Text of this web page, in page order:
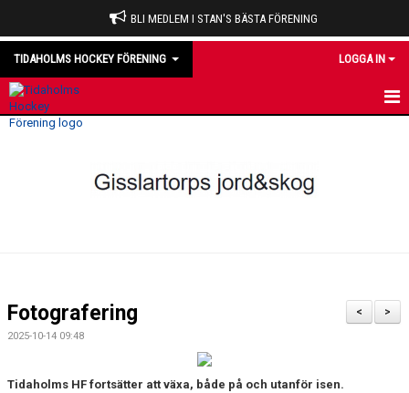
BLI MEDLEM I STAN'S BÄSTA FÖRENING
TIDAHOLMS HOCKEY FÖRENING LOGGA IN
MATCHER
>
<
Fotografering
2025-10-14 09:48
Tidaholms HF fortsätter att växa, både på och utanför isen.